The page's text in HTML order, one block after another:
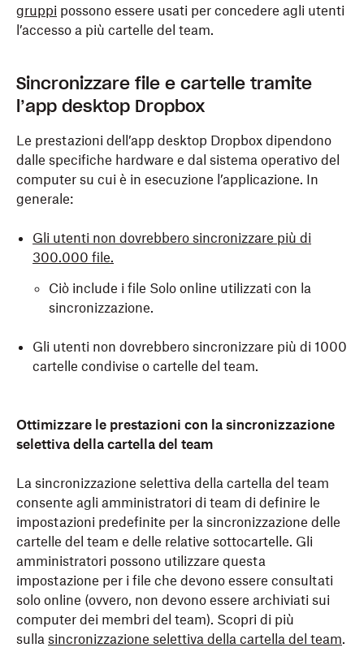
gruppi possono essere usati per concedere agli utenti
l’accesso a più cartelle del team.
Sincronizzare file e cartelle tramite
l’app desktop Dropbox
Le prestazioni dell’app desktop Dropbox dipendono
dalle specifiche hardware e dal sistema operativo del
computer su cui è in esecuzione l’applicazione. In
generale:
Gli utenti non dovrebbero sincronizzare più di
300.000 file.
Ciò include i file Solo online utilizzati con la
sincronizzazione.
Gli utenti non dovrebbero sincronizzare più di 1000
cartelle condivise o cartelle del team.
Ottimizzare le prestazioni con la sincronizzazione
selettiva della cartella del team
La sincronizzazione selettiva della cartella del team
consente agli amministratori di team di definire le
impostazioni predefinite per la sincronizzazione delle
cartelle del team e delle relative sottocartelle. Gli
amministratori possono utilizzare questa
impostazione per i file che devono essere consultati
solo online (ovvero, non devono essere archiviati sui
computer dei membri del team). Scopri di più
sulla sincronizzazione selettiva della cartella del team.